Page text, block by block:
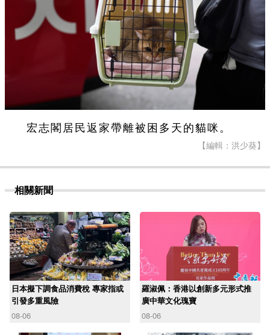
宏志閣居民返家帶離被困多天的貓咪。
【編輯：洪少葵】
相關新聞
日本擬下調食品消費稅 專家指或
引發多重風險
08-06
羅淑佩：香港以創新多元形式推
廣中華文化瑰寶
08-06